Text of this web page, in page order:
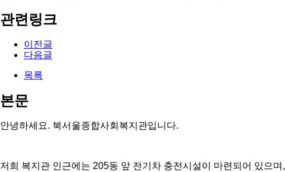
관련링크
이전글
다음글
목록
본문
안녕하세요. 북서울종합사회복지관입니다.
저희 복지관 인근에는 205동 앞 전기차 충전시설이 마련되어 있으며,